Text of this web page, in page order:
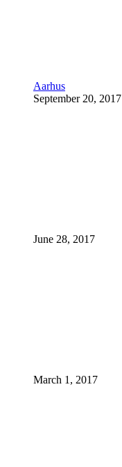
Aarhus
September 20, 2017
June 28, 2017
March 1, 2017